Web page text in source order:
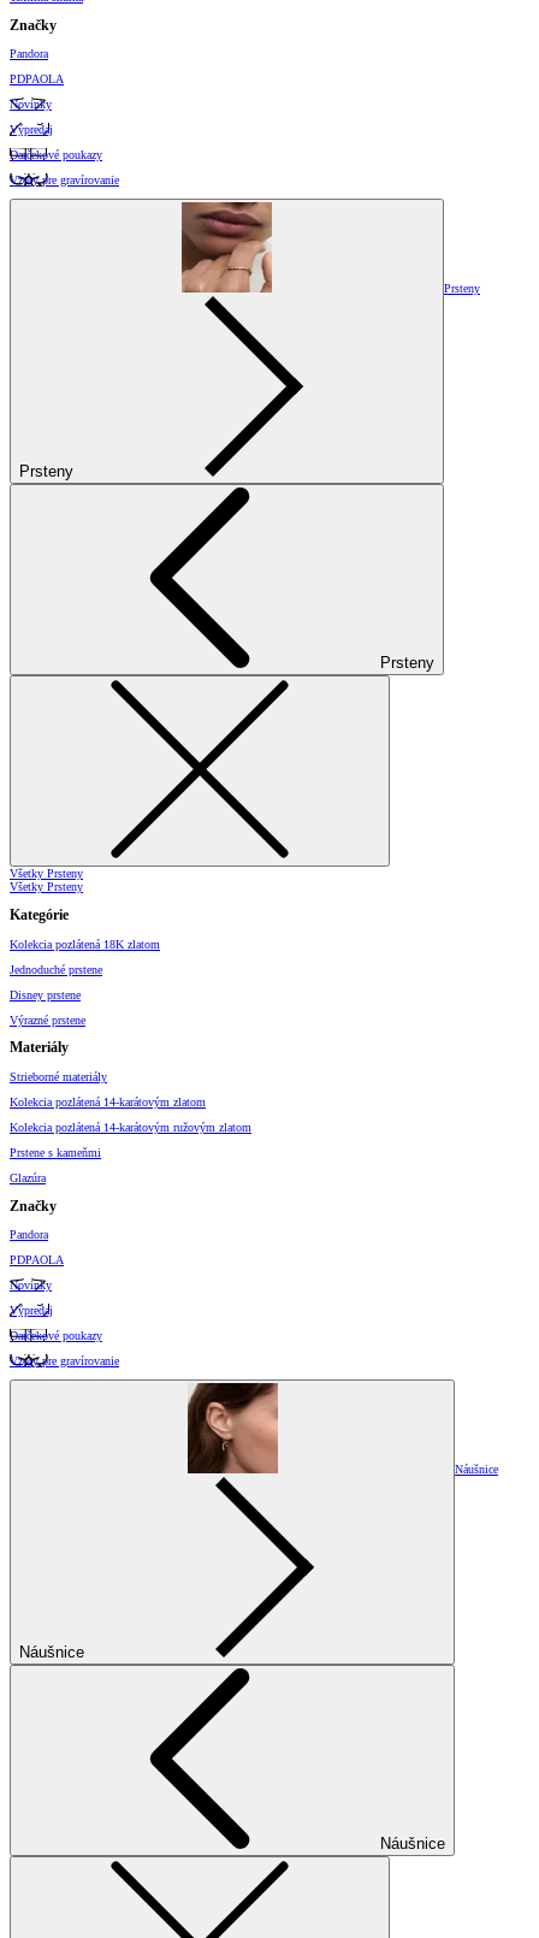
Značky
Pandora
PDPAOLA
Novinky
Výpredaj
Darčekové poukazy
Vzory pre gravírovanie
Prsteny
Prsteny
Prsteny
Všetky Prsteny
Všetky Prsteny
Kategórie
Kolekcia pozlátená 18K zlatom
Jednoduché prstene
Disney prstene
Výrazné prstene
Materiály
Strieborné materiály
Kolekcia pozlátená 14-karátovým zlatom
Kolekcia pozlátená 14-karátovým ružovým zlatom
Prstene s kameňmi
Glazúra
Značky
Pandora
PDPAOLA
Novinky
Výpredaj
Darčekové poukazy
Vzory pre gravírovanie
Náušnice
Náušnice
Náušnice